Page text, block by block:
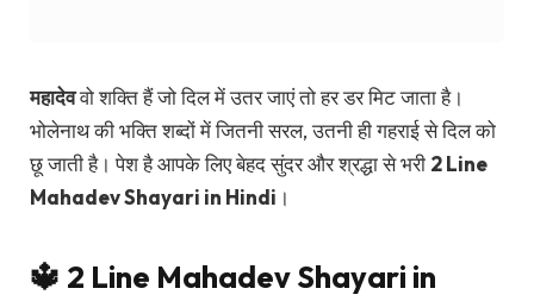
महादेववो शक्ति हैं जो दिल में उतर जाएं तो हर डर मिट जाता है।
भोलेनाथ की भक्ति शब्दों में जितनी सरल, उतनी ही गहराई से दिल को
छू जाती है। पेश है आपके लिए बेहद सुंदर और श्रद्धा से भरी 2 Line
Mahadev Shayari in Hindi ।
🔱 2 Line Mahadev Shayari in